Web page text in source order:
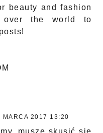
beauty and fashion
over the world to
MARCA 2017 13:20
muszę skusić się